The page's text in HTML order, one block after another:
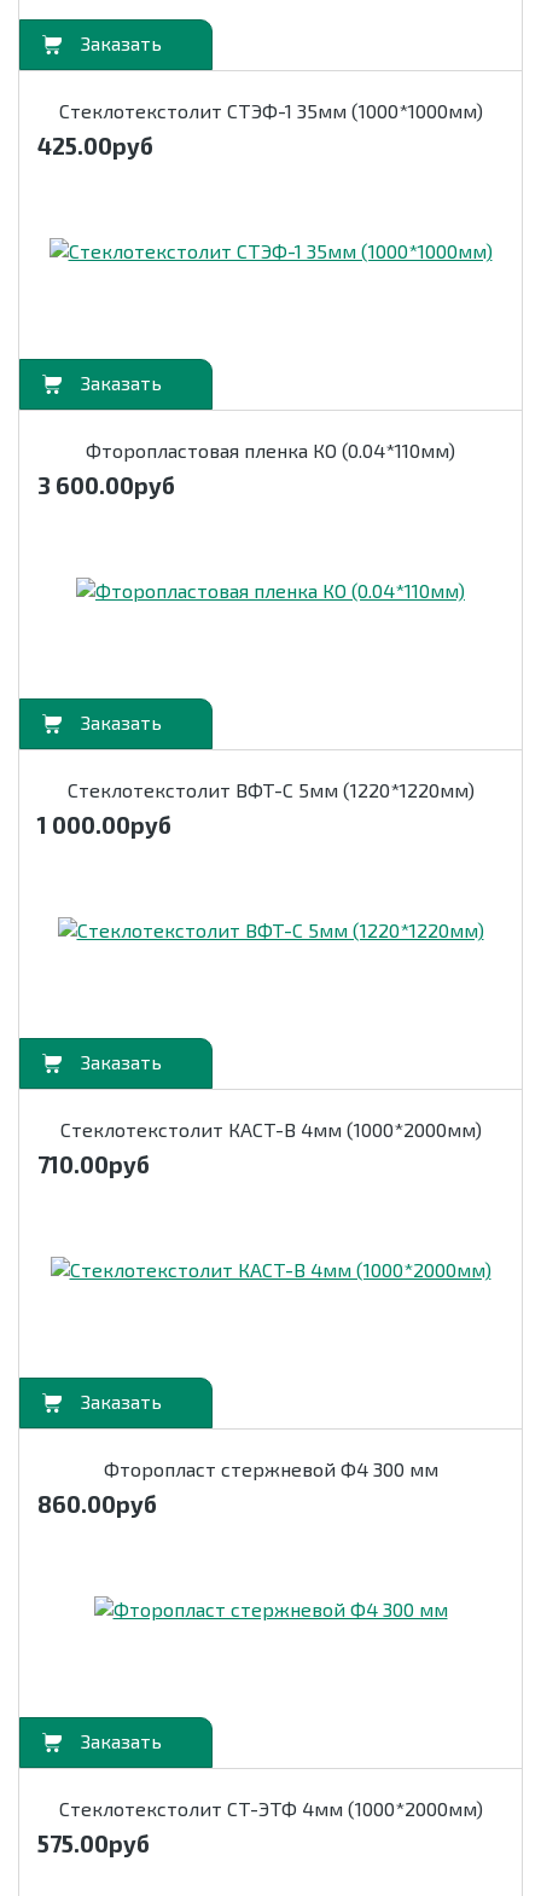
Стеклотекстолит СТЭФ-1 35мм (1000*1000мм)
425.00руб
Фторопластовая пленка КО (0.04*110мм)
3 600.00руб
Стеклотекстолит ВФТ-С 5мм (1220*1220мм)
1 000.00руб
Стеклотекстолит КАСТ-В 4мм (1000*2000мм)
710.00руб
Фторопласт стержневой Ф4 300 мм
860.00руб
Стеклотекстолит СТ-ЭТФ 4мм (1000*2000мм)
575.00руб